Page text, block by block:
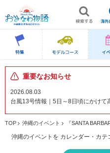
重要なお知らせ
2026.08.03
台風13号情報｜5日～8日頃にかけて
TOP 沖縄のイベント 『SANTA
沖縄のイベントを カレンダー・カテ